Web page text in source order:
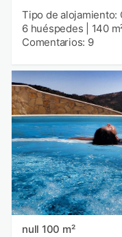
Tipo de alojamiento:
6 huéspedes
140
Comentarios: 9
null 100 m²